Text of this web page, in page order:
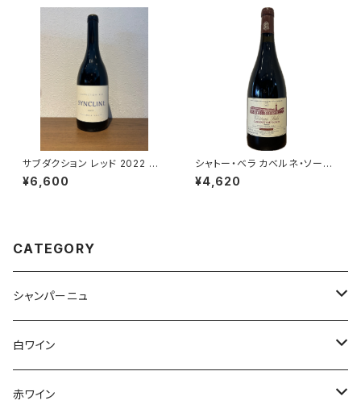
サブダクション レッド 2022 シ
ンクライン・ワイナリー 赤ワイン
750ml
¥6,600
シャトー・ベラ カベルネ・ソーヴ
ィニヨン 2019 エゴン・ミュラー
赤ワイン スロヴァキア 750ml
¥4,620
CATEGORY
シャンパーニュ
アンリ・ジロー
アンリ・ビリオ・フィス
白ワイン
フランス
赤ワイン